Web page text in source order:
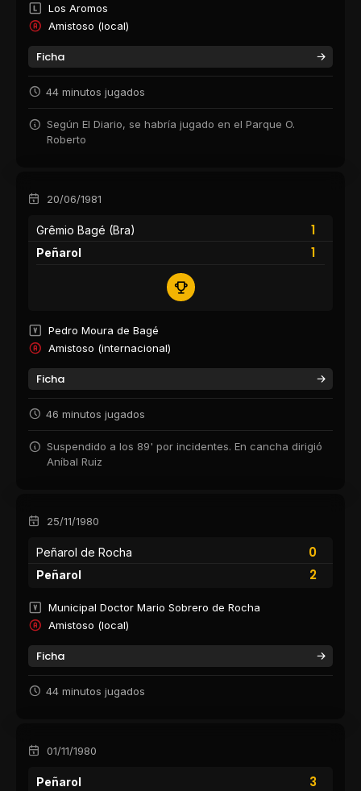
Los Aromos
Amistoso (local)
Ficha
44 minutos jugados
Según El Diario, se habría jugado en el Parque O.
Roberto
20/06/1981
Grêmio Bagé (Bra)
1
1
Peñarol
Pedro Moura de Bagé
Amistoso (internacional)
Ficha
46 minutos jugados
Suspendido a los 89' por incidentes. En cancha dirigió
Aníbal Ruiz
25/11/1980
Peñarol de Rocha
0
2
Peñarol
Municipal Doctor Mario Sobrero de Rocha
Amistoso (local)
Ficha
44 minutos jugados
01/11/1980
Peñarol
3